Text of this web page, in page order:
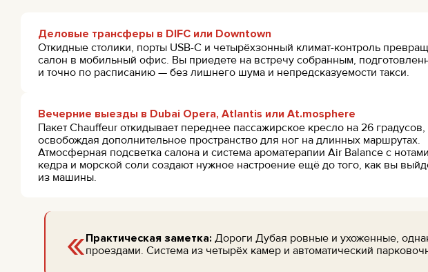
Деловые трансферы в DIFC или Downtown
Откидные столики, порты USB-C и четырёхзонный климат-контроль
салон в мобильный офис. Вы приедете на встречу собранным,
и точно по расписанию — без лишнего шума и непредсказуемости такси.
Вечерние выезды в Dubai Opera, Atlantis или At.mosphere
Пакет Chauffeur откидывает переднее пассажирское кресло на 26 градусов,
освобождая дополнительное пространство для ног на длинных маршрутах.
Атмосферная подсветка салона и система ароматерапии Air Balance с нотами
кедра и морской соли создают нужное настроение ещё до того, как вы
из машины.
«Практическая заметка: Дороги Дубая ровные и ухоженные,
проездами. Система из четырёх камер и автоматический